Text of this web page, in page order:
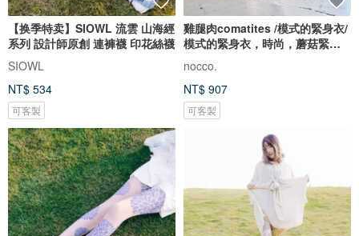
【换季特卖】SIOWL 流雲 山海經
系列 設計師原創 連褲襪 印花絲襪
SIOWL
NT$ 534
可客製
雞腿肉comatites /模式的緊身衣/
模式的緊身衣，時尚，蘑菇緊身
nocco.
NT$ 907
可客製